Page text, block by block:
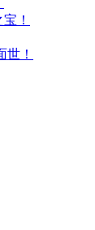
！
！